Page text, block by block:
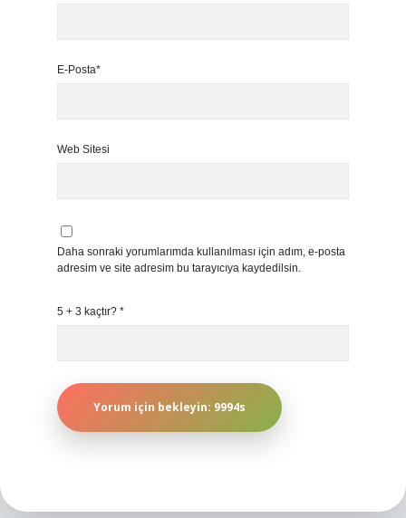
E-Posta*
Web Sitesi
Daha sonraki yorumlarımda kullanılması için adım, e-posta
adresim ve site adresim bu tarayıcıya kaydedilsin.
5 + 3 kaçtır? *